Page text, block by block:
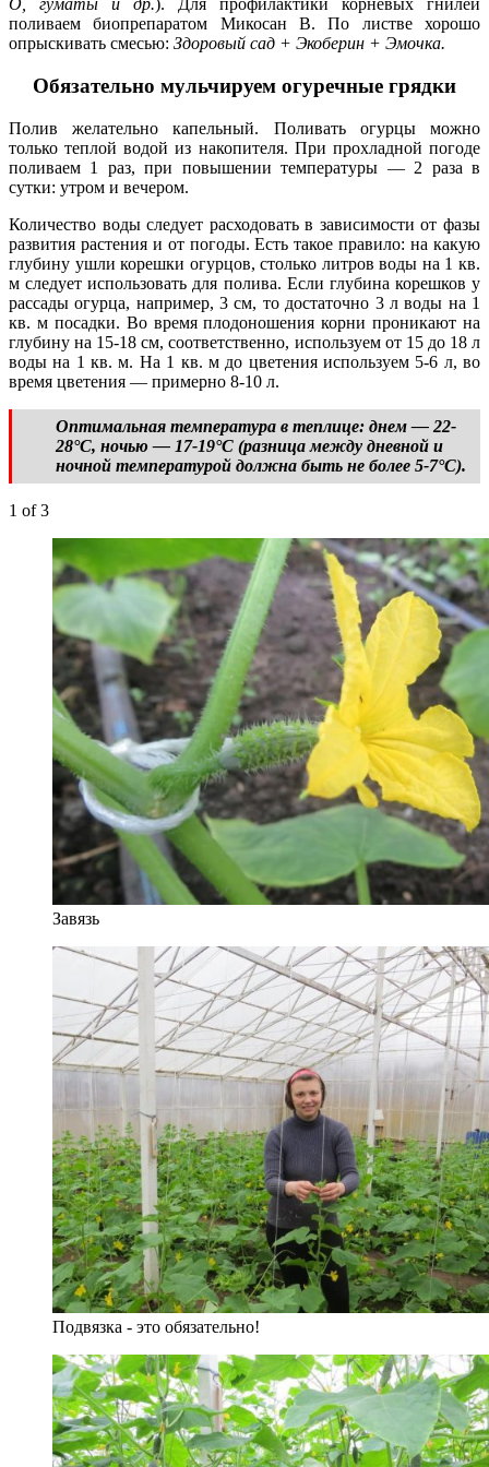
О, гуматы и др.). Для профилактики корневых гнилей
поливаем биопрепаратом Микосан В. По листве хорошо
опрыскивать смесью: Здоровый сад + Экоберин + Эмочка.
Обязательно мульчируем огуречные грядки
Полив желательно капельный. Поливать огурцы можно
только теплой водой из накопителя. При прохладной погоде
поливаем 1 раз, при повышении температуры — 2 раза в
сутки: утром и вечером.
Количество воды следует расходовать в зависимости от фазы
развития растения и от погоды. Есть такое правило: на какую
глубину ушли корешки огурцов, столько литров воды на 1 кв.
м следует использовать для полива. Если глубина корешков у
рассады огурца, например, 3 см, то достаточно 3 л воды на 1
кв. м посадки. Во время плодоношения корни проникают на
глубину на 15-18 см, соответственно, используем от 15 до 18 л
воды на 1 кв. м. На 1 кв. м до цветения используем 5-6 л, во
время цветения — примерно 8-10 л.
Оптимальная температура в теплице: днем — 22-
28°C, ночью — 17-19°C (разница между дневной и
ночной температурой должна быть не более 5-7°C).
1 of 3
Завязь
Подвязка - это обязательно!